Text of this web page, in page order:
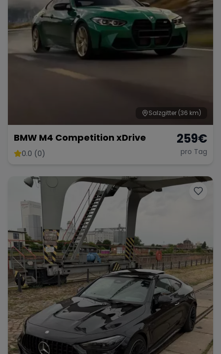
Salzgitter (36 km)
BMW M4 Competition xDrive
0.0 (0)
259€
pro Tag